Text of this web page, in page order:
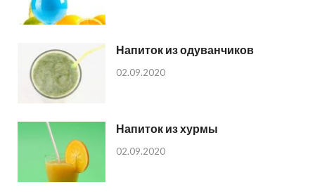
Напиток из одуванчиков
02.09.2020
Напиток из хурмы
02.09.2020